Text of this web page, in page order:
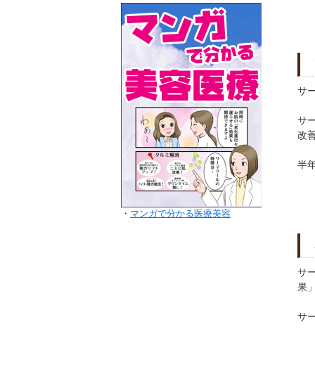
サ
サ
改
半
サ
果
サ
・ マンガで分かる医療美容